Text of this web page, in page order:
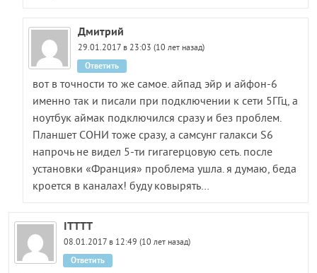
Дмитрий
29.01.2017 в 23:03 (10 лет назад)
вот в точности то же самое. айпад эйр и айфон-6
именно так и писали при подключении к сети 5ГГц, а
ноутбук аймак подключился сразу и без проблем.
Планшет СОНИ тоже сразу, а самсунг галакси S6
напрочь не видел 5-ти гигагерцовую сеть. после
установки «Франция» проблема ушла. я думаю, беда
кроется в каналах! буду ковырять…
Ответить
ITTTT
08.01.2017 в 12:49 (10 лет назад)
Ответить